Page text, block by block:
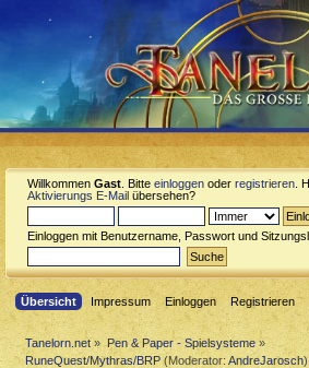
Willkommen Gast . Bitte einloggen oder registrieren .
Aktivierungs E-Mail übersehen?
Einloggen mit Benutzername, Passwort und
Übersicht Impressum Einloggen Registrieren
Tanelorn.net » Pen & Paper - Spielsysteme»
RuneQuest/Mythras/BRP (Moderator:AndreJarosch